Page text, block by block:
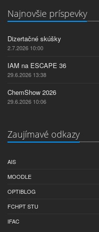
Najnovšie príspevky
Dizertačné skúšky
2.7.2026 10:00
IAM na ESCAPE 36
29.6.2026 13:38
ChemShow 2026
29.6.2026 10:06
Zaujímavé odkazy
AIS
MOODLE
OPTIBLOG
FCHPT STU
IFAC